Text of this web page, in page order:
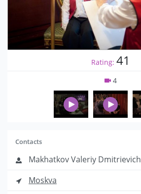
Rating: 41
4
Contacts
Makhatkov Valeriy Dmitrievich
Moskva